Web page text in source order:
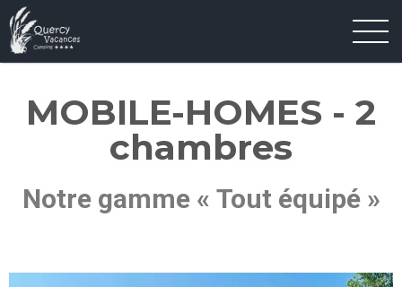
MOBILE-HOMES - 2
chambres
Notre gamme « Tout équipé »